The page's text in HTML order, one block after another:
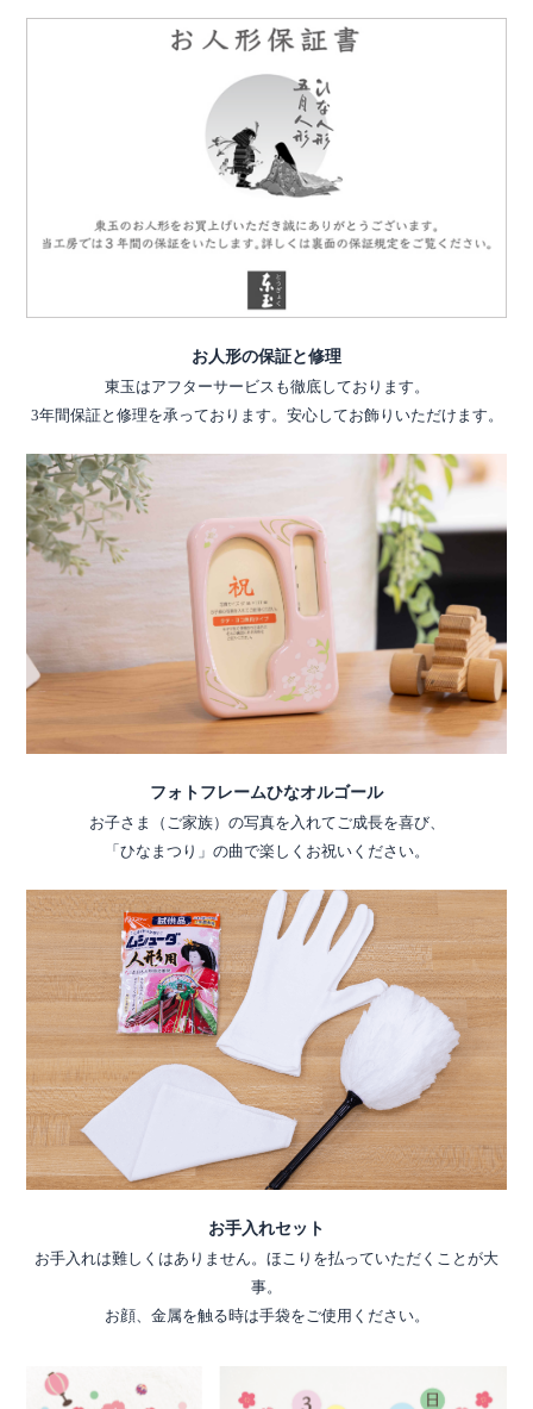
お人形の保証と修理
東玉はアフターサービスも徹底しております。
3年間保証と修理を承っております。安心してお飾りいただけます。
フォトフレームひなオルゴール
お子さま（ご家族）の写真を入れてご成長を喜び、
「ひなまつり」の曲で楽しくお祝いください。
お手入れセット
お手入れは難しくはありません。ほこりを払っていただくことが大
事。
お顔、金属を触る時は手袋をご使用ください。